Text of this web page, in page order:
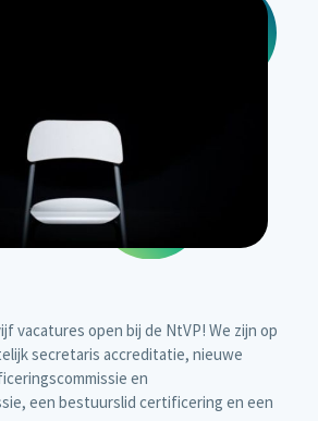
vacatures open bij de NtVP! We zijn op
secretaris accreditatie, nieuwe
en
een bestuurslid certificering en een